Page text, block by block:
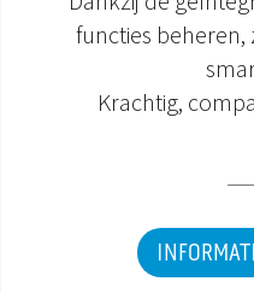
DOCUMENTATIE PRODUCTEN
functies beheren,
Krachtig,